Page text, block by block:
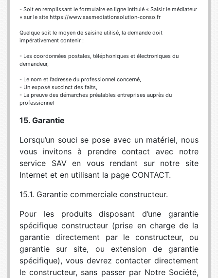
- Soit en remplissant le formulaire en ligne intitulé « Saisir le médiateur
» sur le site https://www.sasmediationsolution-conso.fr
Quelque soit le moyen de saisine utilisé, la demande doit
impérativement contenir :
- Les coordonnées postales, téléphoniques et électroniques du
demandeur,
- Le nom et l’adresse du professionnel concerné,
- Un exposé succinct des faits,
- La preuve des démarches préalables entreprises auprès du
professionnel
15. Garantie
Lorsqu’un souci se pose avec un matériel, nous
vous invitons à prendre contact avec notre
service SAV en vous rendant sur notre site
Internet et en utilisant la page CONTACT.
15.1. Garantie commerciale constructeur.
Pour les produits disposant d’une garantie
spécifique constructeur (prise en charge de la
garantie directement par le constructeur, ou
garantie sur site, ou extension de garantie
spécifique), vous devrez contacter directement
le constructeur, sans passer par Notre Société,